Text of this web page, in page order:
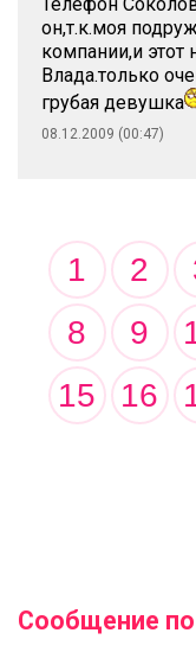
он,т.к.моя
компании,и этот
Влада.только
грубая девушка
08.12.2009 (00:47)
1 2
8
9
15
16
Сообщение